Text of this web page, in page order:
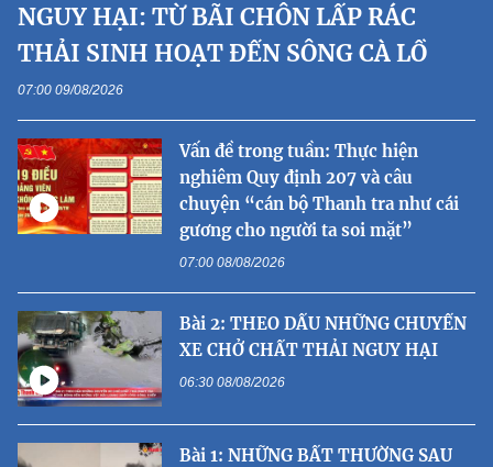
NGUY HẠI: TỪ BÃI CHÔN LẤP RÁC
THẢI SINH HOẠT ĐẾN SÔNG CÀ LỒ
07:00 09/08/2026
Vấn đề trong tuần: Thực hiện
nghiêm Quy định 207 và câu
chuyện “cán bộ Thanh tra như cái
gương cho người ta soi mặt”
07:00 08/08/2026
Bài 2: THEO DẤU NHỮNG CHUYẾN
XE CHỞ CHẤT THẢI NGUY HẠI
06:30 08/08/2026
Bài 1: NHỮNG BẤT THƯỜNG SAU